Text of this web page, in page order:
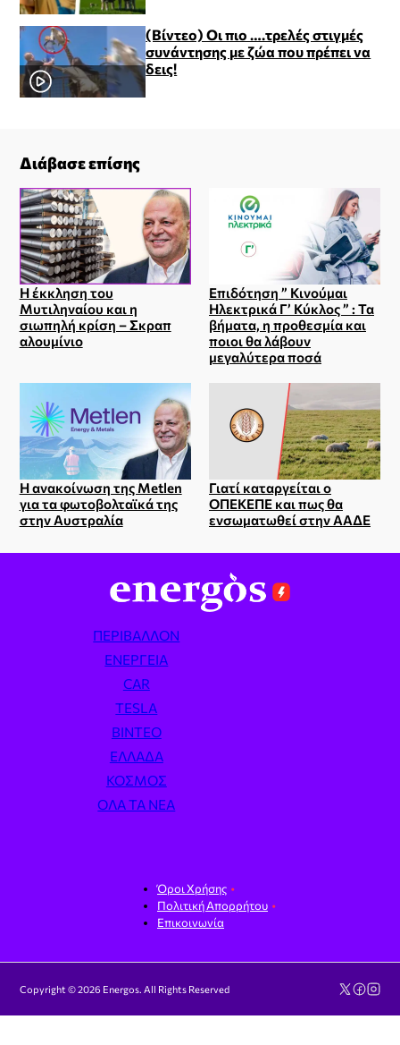
(Βίντεο) Οι πιο ….τρελές στιγμές
συνάντησης με ζώα που πρέπει να
δεις!
Διάβασε επίσης
Η έκκληση του
Μυτιληναίου και η
σιωπηλή κρίση – Σκραπ
αλουμίνιο
Επιδότηση ” Κινούμαι
Ηλεκτρικά Γ’ Κύκλος ” : Τα
βήματα, η προθεσμία και
ποιοι θα λάβουν
μεγαλύτερα ποσά
Η ανακοίνωση της Metlen
για τα φωτοβολταϊκά της
στην Αυστραλία
Γιατί καταργείται ο
ΟΠΕΚΕΠΕ και πως θα
ενσωματωθεί στην ΑΑΔΕ
ΠΕΡΙΒΆΛΛΟΝ
ΕΝΈΡΓΕΙΑ
CAR
TESLA
ΒΊΝΤΕΟ
ΕΛΛΆΔΑ
ΚΌΣΜΟΣ
ΌΛΑ ΤΑ ΝΈΑ
Όροι Χρήσης
Πολιτική Απορρήτου
Επικοινωνία
Copyright © 2026 Energos. All Rights Reserved